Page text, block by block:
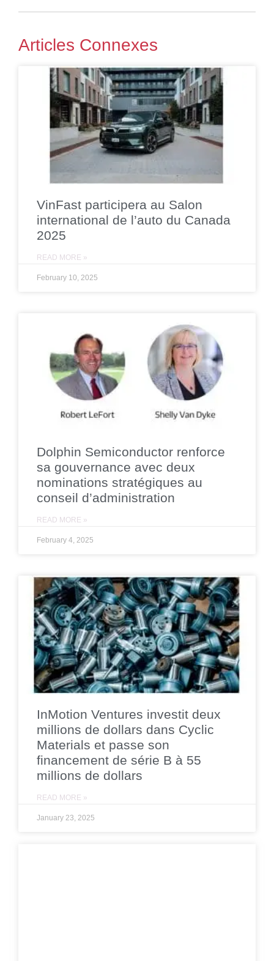
Articles Connexes
VinFast participera au Salon
international de l’auto du Canada
2025
READ MORE »
February 10, 2025
Dolphin Semiconductor renforce
sa gouvernance avec deux
nominations stratégiques au
conseil d’administration
READ MORE »
February 4, 2025
InMotion Ventures investit deux
millions de dollars dans Cyclic
Materials et passe son
financement de série B à 55
millions de dollars
READ MORE »
January 23, 2025